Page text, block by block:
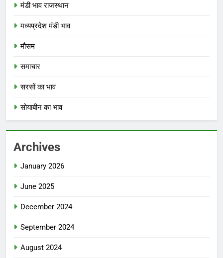
मंडी भाव राजस्थान
मध्यप्रदेश मंडी भाव
मौसम
समाचार
सरसों का भाव
सोयाबीन का भाव
Archives
January 2026
June 2025
December 2024
September 2024
August 2024